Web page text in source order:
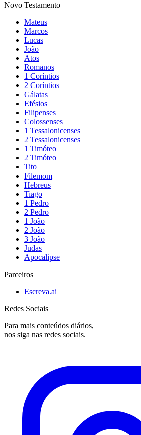
Novo Testamento
Mateus
Marcos
Lucas
João
Atos
Romanos
1 Coríntios
2 Coríntios
Gálatas
Efésios
Filipenses
Colossenses
1 Tessalonicenses
2 Tessalonicenses
1 Timóteo
2 Timóteo
Tito
Filemom
Hebreus
Tiago
1 Pedro
2 Pedro
1 João
2 João
3 João
Judas
Apocalipse
Parceiros
Escreva.ai
Redes Sociais
Para mais conteúdos diários,
nos siga nas redes sociais.